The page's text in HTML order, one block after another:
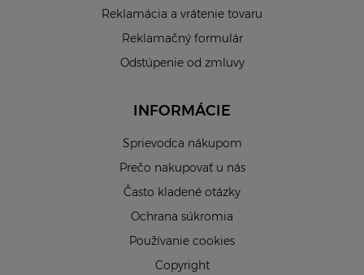
Reklamácia a vrátenie tovaru
Reklamačný formulár
Odstúpenie od zmluvy
INFORMÁCIE
Sprievodca nákupom
Prečo nakupovať u nás
Často kladené otázky
Ochrana súkromia
Používanie cookies
Copyright